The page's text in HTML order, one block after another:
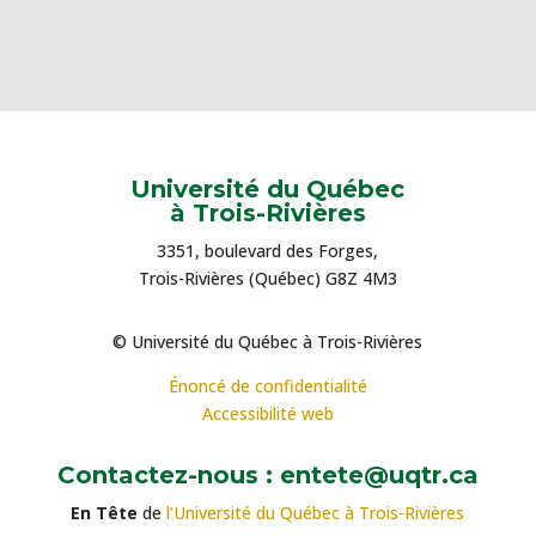
Université du Québec
à Trois-Rivières
3351, boulevard des Forges,
Trois-Rivières (Québec) G8Z 4M3
© Université du Québec à Trois-Rivières
Énoncé de confidentialité
Accessibilité web
Contactez-nous : entete@uqtr.ca
En Tête del’Université du Québec à Trois-Rivières